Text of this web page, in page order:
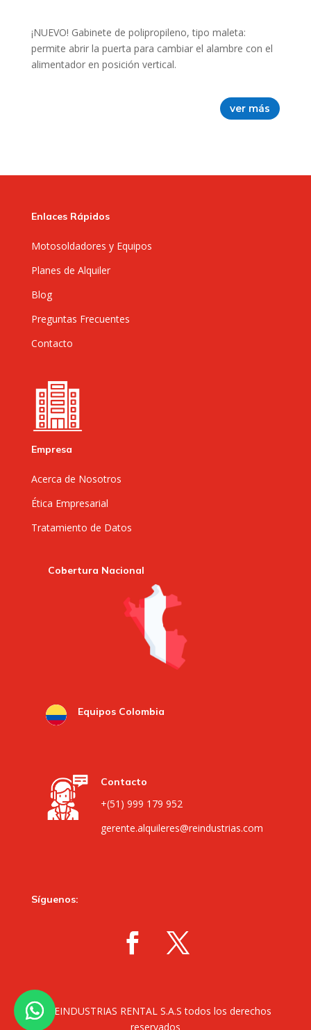
¡NUEVO! Gabinete de polipropileno, tipo maleta:
permite abrir la puerta para cambiar el alambre con el
alimentador en posición vertical.
ver más
Enlaces Rápidos
Motosoldadores y Equipos
Planes de Alquiler
Blog
Preguntas Frecuentes
Contacto
Empresa
Acerca de Nosotros
Ética Empresarial
Tratamiento de Datos
Cobertura Nacional
Equipos Colombia
Contacto
+(51) 999 179 952
gerente.alquileres@reindustrias.com
Síguenos:
©REINDUSTRIAS RENTAL S.A.S todos los derechos
reservados